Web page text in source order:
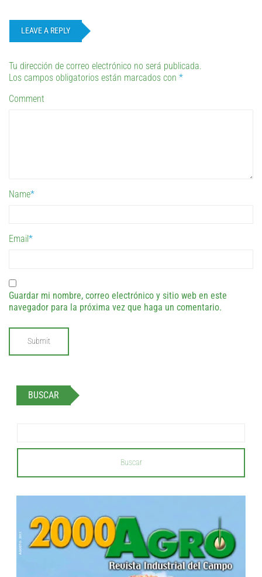
LEAVE A REPLY
Tu dirección de correo electrónico no será publicada.
Los campos obligatorios están marcados con *
Comment
Name*
Email*
Guardar mi nombre, correo electrónico y sitio web en este
navegador para la próxima vez que haga un comentario.
BUSCAR
Buscar